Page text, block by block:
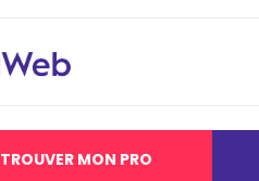
TROUVER MON PRO